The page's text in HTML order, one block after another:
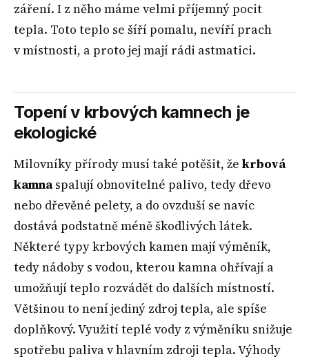
záření. I z něho máme velmi příjemný pocit
tepla. Toto teplo se šíří pomalu, nevíří prach
v místnosti, a proto jej mají rádi astmatici.
Topení v krbových kamnech je
ekologické
Milovníky přírody musí také potěšit, že krbová
kamnaspalují obnovitelné palivo, tedy dřevo
nebo dřevěné pelety, a do ovzduší se navíc
dostává podstatně méně škodlivých látek.
Některé typy krbových kamen mají výměník,
tedy nádoby s vodou, kterou kamna ohřívají a
umožňují teplo rozvádět do dalších místností.
Většinou to není jediný zdroj tepla, ale spíše
doplňkový. Využití teplé vody z výměníku snižuje
spotřebu paliva v hlavním zdroji tepla. Výhody